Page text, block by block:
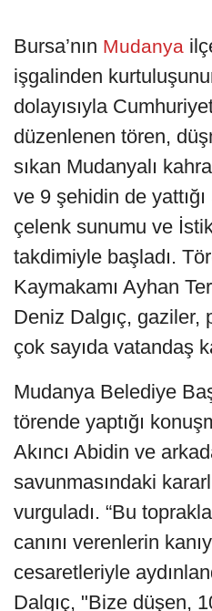
Bursa’nın Mudanya
işgalinden
dolayısıyla
düzenlenen tören,
sıkan Mudanyalı
ve 9 şehidin de yattığı
çelenk sunumu ve
takdimiyle başladı.
Kaymakamı Ayhan
Deniz Dalgıç, gaziler,
çok sayıda vatandaş
Mudanya Belediye
törende yaptığı
Akıncı Abidin ve
savunmasındaki
vurguladı. “Bu
canını verenlerin
cesaretleriyle
Dalgıç, "Bize düşen,